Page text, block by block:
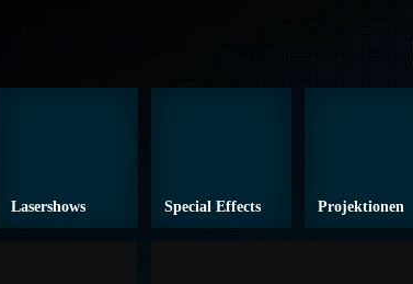
Lasershows Special Effects Projektionen